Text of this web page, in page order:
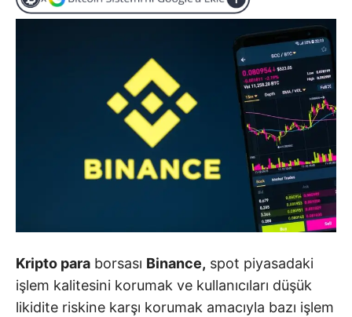
Kripto para borsası Binance, spot piyasadaki
işlem kalitesini korumak ve kullanıcıları düşük
likidite riskine karşı korumak amacıyla bazı işlem